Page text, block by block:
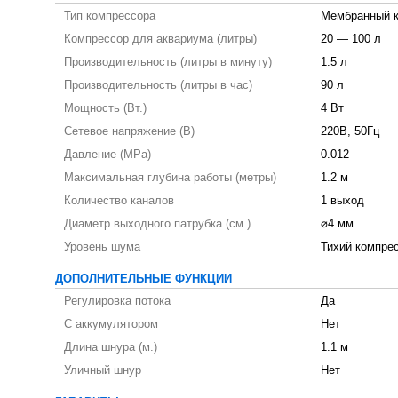
Тип компрессора
Мембранный
Компрессор для аквариума (литры)
20 — 100 л
Производительность (литры в минуту)
1.5 л
Производительность (литры в час)
90 л
Мощность (Вт.)
4 Вт
Сетевое напряжение (В)
220В, 50Гц
Давление (MPa)
0.012
Максимальная глубина работы (метры)
1.2 м
Количество каналов
1 выход
Диаметр выходного патрубка (см.)
⌀4 мм
Уровень шума
Тихий
ДОПОЛНИТЕЛЬНЫЕ ФУНКЦИИ
Регулировка потока
Да
С аккумулятором
Нет
Длина шнура (м.)
1.1 м
Уличный шнур
Нет